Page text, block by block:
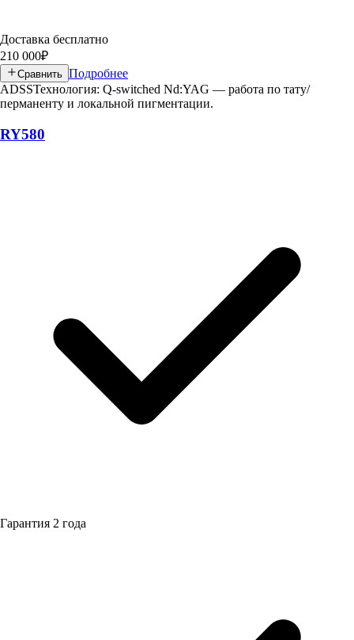
Доставка бесплатно
210 000₽
Сравнить Подробнее
ADSSТехнология: Q-switched Nd:YAG — работа по тату/
перманенту и локальной пигментации.
RY580
Гарантия 2 года